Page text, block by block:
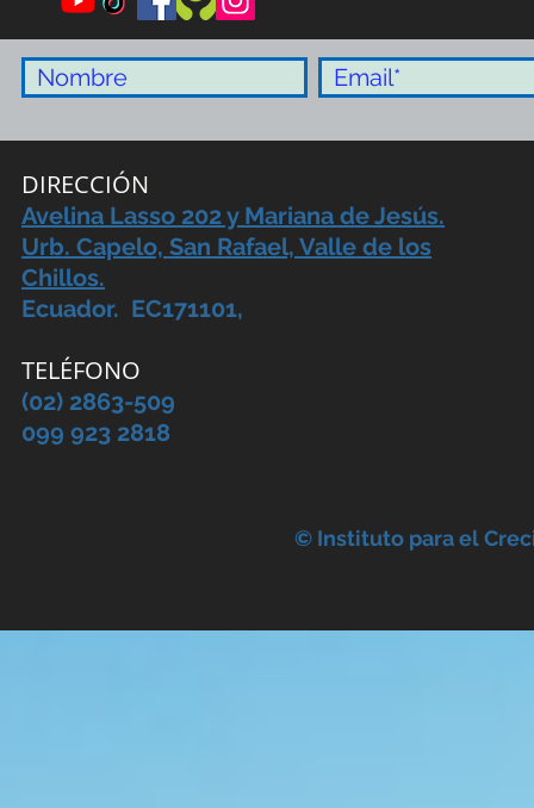
DIRECCIÓN
Avelina Lasso 202 y Mariana de Jesús.
Urb. Capelo, San Rafael, Valle de los
Chillos.
Ecuador. EC171101,
TELÉFONO
(02) 2863-509
099 923 2818
© Instituto para el